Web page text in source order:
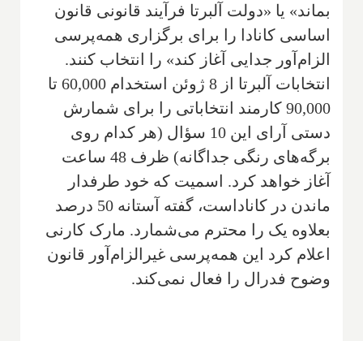
بماند» یا «دولت آلبرتا فرآیند قانونی قانون
اساسی کانادا را برای برگزاری همه‌پرسی
الزام‌آور جدایی آغاز کند» را انتخاب کنند.
انتخابات آلبرتا از 8 ژوئن استخدام 60,000 تا
90,000 کارمند انتخاباتی را برای شمارش
دستی آرای این 10 سؤال (هر کدام روی
برگه‌های رنگی جداگانه) ظرف 48 ساعت
آغاز خواهد کرد. اسمیت که خود طرفدار
ماندن در کاناداست، گفته آستانه 50 درصد
بعلاوه یک را محترم می‌شمارد. مارک کارنی
اعلام کرد این همه‌پرسی غیرالزام‌آور قانون
وضوح فدرال را فعال نمی‌کند.